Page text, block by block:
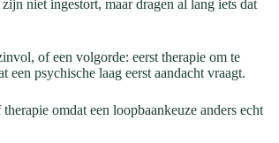
niet ingestort, maar dragen al lang iets dat
of een volgorde: eerst therapie om te
psychische laag eerst aandacht vraagt.
omdat een loopbaankeuze anders echt